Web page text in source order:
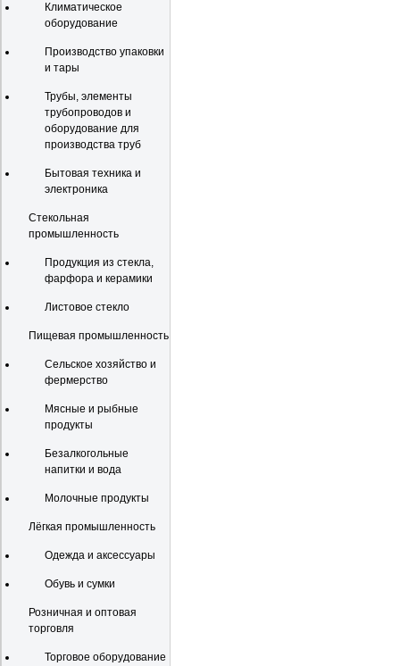
Климатическое
оборудование
Производство упаковки
и тары
Трубы, элементы
трубопроводов и
оборудование для
производства труб
Бытовая техника и
электроника
Стекольная
промышленность
Продукция из стекла,
фарфора и керамики
Листовое стекло
Пищевая промышленность
Сельское хозяйство и
фермерство
Мясные и рыбные
продукты
Безалкогольные
напитки и вода
Молочные продукты
Лёгкая промышленность
Одежда и аксессуары
Обувь и сумки
Розничная и оптовая
торговля
Торговое оборудование